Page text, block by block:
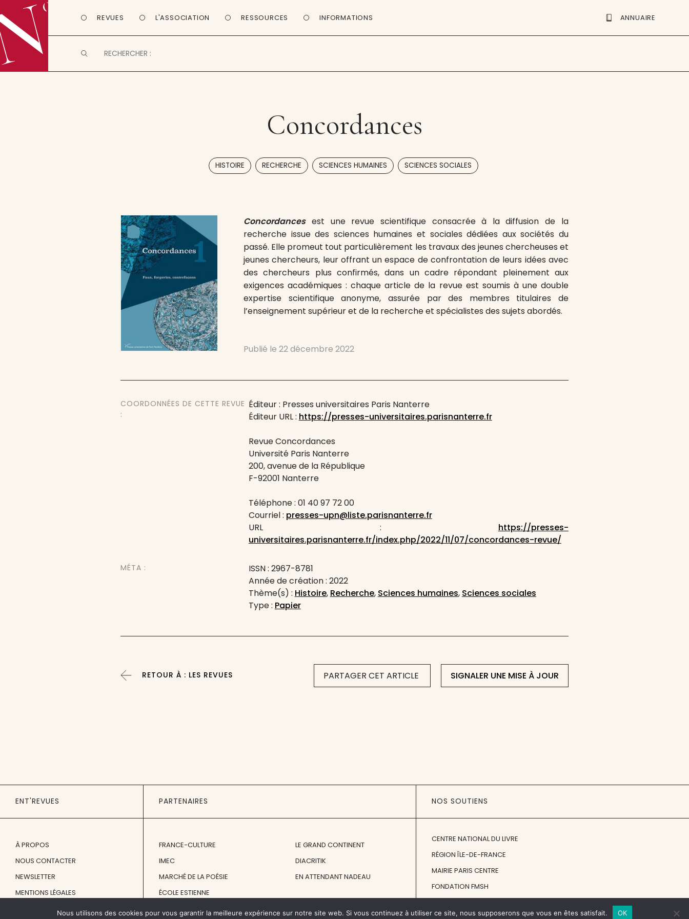
REVUES L'ASSOCIATION RESSOURCES INFORMATIONS ANNUAIRE
Concordances
HISTOIRE RECHERCHE SCIENCES HUMAINES SCIENCES SOCIALES
Concordancesest une revue scientifique consacrée à la diffusion de la
recherche issue des sciences humaines et sociales dédiées aux sociétés du
passé. Elle promeut tout particulièrement les travaux des jeunes chercheuses et
jeunes chercheurs, leur offrant un espace de confrontation de leurs idées avec
des chercheurs plus confirmés, dans un cadre répondant pleinement aux
exigences académiques : chaque article de la revue est soumis à une double
expertise scientifique anonyme, assurée par des membres titulaires de
l’enseignement supérieur et de la recherche et spécialistes des sujets abordés.
Publié le22 décembre 2022
COORDONNÉES DE CETTE REVUE
:
Éditeur : Presses universitaires Paris Nanterre
Éditeur URL : https://presses-universitaires.parisnanterre.fr
Revue Concordances
Université Paris Nanterre
200, avenue de la République
F-92001 Nanterre
Téléphone : 01 40 97 72 00
Courriel : presses-upn@liste.parisnanterre.fr
URL : https://presses-
universitaires.parisnanterre.fr/index.php/2022/11/07/concordances-revue/
MÉTA :
ISSN : 2967-8781
Année de création : 2022
Thème(s) : Histoire, Recherche, Sciences humaines, Sciences sociales
Type : Papier
PARTAGER CET ARTICLE SIGNALER UNE MISE À JOUR
RETOUR À : LES REVUES
ENT'REVUES
À PROPOS
NOUS CONTACTER
NEWSLETTER
MENTIONS LÉGALES
PARTENAIRES
FRANCE-CULTURE
IMEC
MARCHÉ DE LA POÉSIE
ÉCOLE ESTIENNE
LE GRAND CONTINENT
DIACRITIK
EN ATTENDANT NADEAU
NOS SOUTIENS
CENTRE NATIONAL DU LIVRE
RÉGION ÎLE-DE-FRANCE
MAIRIE PARIS CENTRE
FONDATION FMSH
© 1998 - 2026, ENT'REVUES
Nous utilisons des cookies pour vous garantir la meilleure expérience sur notre site web. Si vous continuez à utiliser ce site, nous supposerons que vous en êtes satisfait. OK